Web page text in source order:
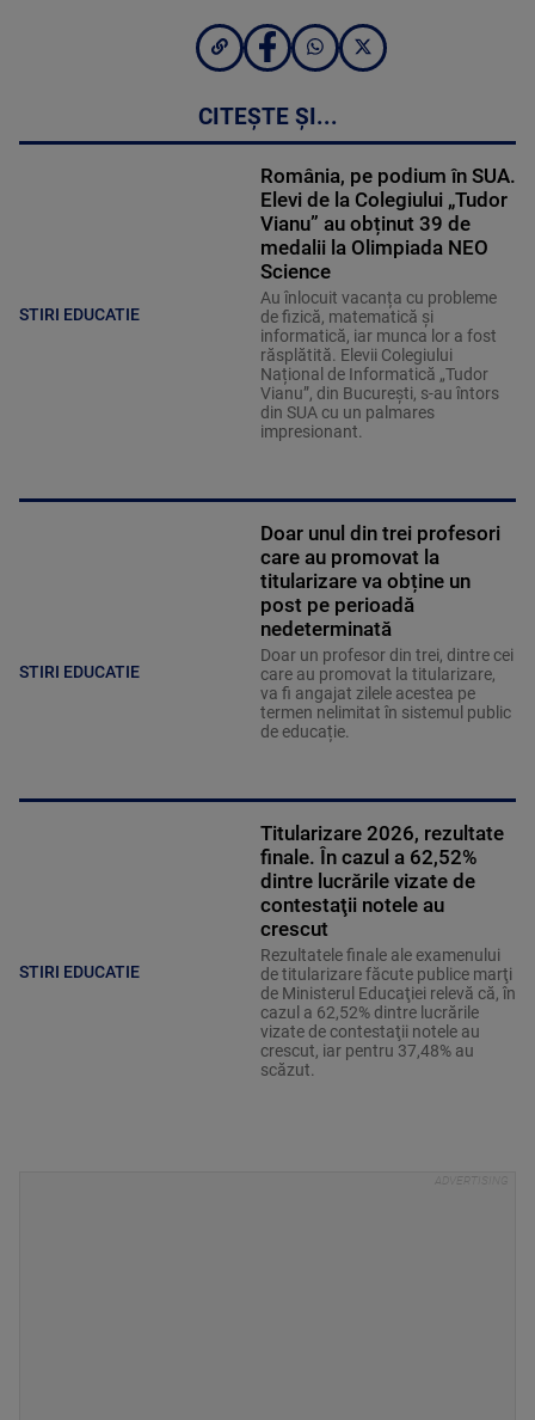
CITEȘTE ȘI...
STIRI EDUCATIE
România, pe podium în SUA.
Elevi de la Colegiului „Tudor
Vianu” au obținut 39 de
medalii la Olimpiada NEO
Science
Au înlocuit vacanța cu probleme
de fizică, matematică și
informatică, iar munca lor a fost
răsplătită. Elevii Colegiului
Național de Informatică „Tudor
Vianu”, din București, s-au întors
din SUA cu un palmares
impresionant.
STIRI EDUCATIE
Doar unul din trei profesori
care au promovat la
titularizare va obține un
post pe perioadă
nedeterminată
Doar un profesor din trei, dintre cei
care au promovat la titularizare,
va fi angajat zilele acestea pe
termen nelimitat în sistemul public
de educație.
STIRI EDUCATIE
Titularizare 2026, rezultate
finale. În cazul a 62,52%
dintre lucrările vizate de
contestaţii notele au
crescut
Rezultatele finale ale examenului
de titularizare făcute publice marţi
de Ministerul Educaţiei relevă că, în
cazul a 62,52% dintre lucrările
vizate de contestaţii notele au
crescut, iar pentru 37,48% au
scăzut.